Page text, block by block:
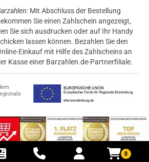
0
Mit Abschluss der Bestellung
Sie einen Zahlschein angezeigt,
Sie sich ausdrucken oder auf Ihr Handy
lassen können. Bezahlen Sie den
Einkauf mit Hilfe des Zahlscheins an
Kasse einer Barzahlen.de-Partnerfiliale.